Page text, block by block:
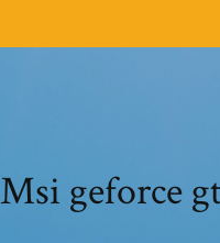
Msi geforce